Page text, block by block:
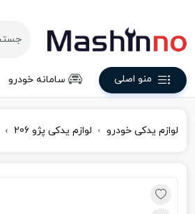
منو اصلی سامانه خودرو
لوازم یدکی خودرو لوازم یدکی پژو 206